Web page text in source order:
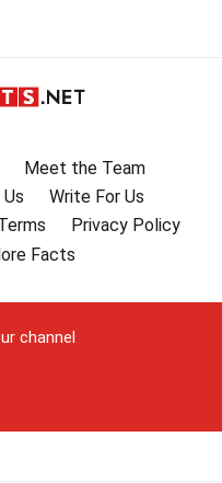
Meet the Team
Write For Us
Privacy Policy
Facts
channel